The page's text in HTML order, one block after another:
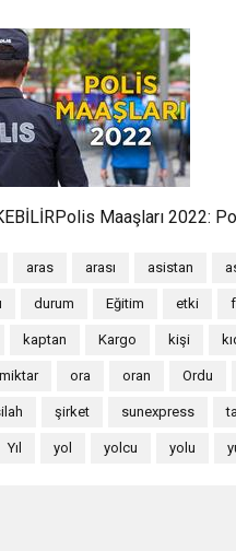
Maaşları 2022:
aras arası asistan
durum Eğitim etki
kaptan Kargo kişi
miktar ora oran Ordu
şirket sunexpress
Yıl yol yolcu yolu